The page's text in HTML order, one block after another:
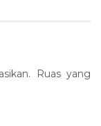
Ruas yang